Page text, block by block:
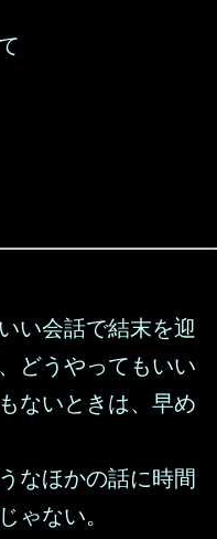
い会話で結末を迎
どうやってもいい
ないときは、早め
なほかの話に時間
ゃない。